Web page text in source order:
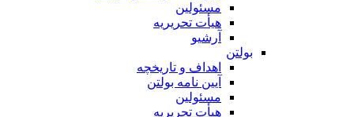
مسئولین
هیأت تحریریه
آرشیو
بولتن
اهداف و تاریخچه
آیین نامه بولتن
مسئولین
هیأت تحریریه